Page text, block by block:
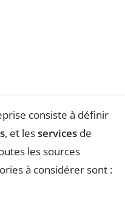
consiste à définir
, et lesservices de
les sources
à considérer sont :